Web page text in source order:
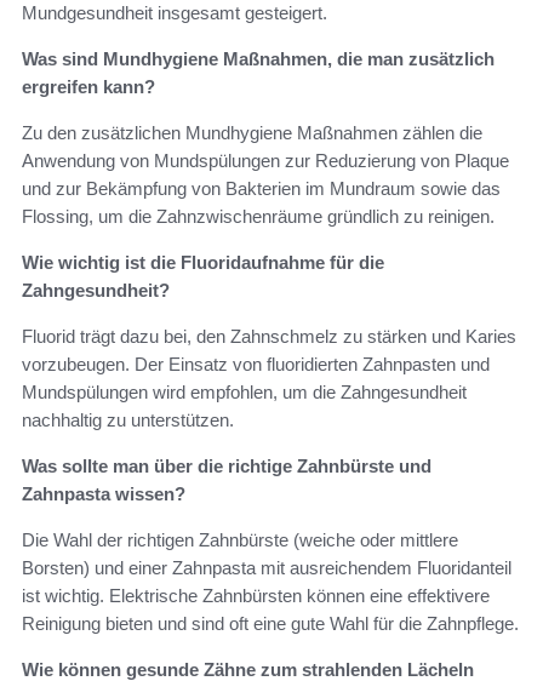
Mundgesundheit insgesamt gesteigert.
Was sind Mundhygiene Maßnahmen, die man zusätzlich
ergreifen kann?
Zu den zusätzlichen Mundhygiene Maßnahmen zählen die
Anwendung von Mundspülungen zur Reduzierung von Plaque
und zur Bekämpfung von Bakterien im Mundraum sowie das
Flossing, um die Zahnzwischenräume gründlich zu reinigen.
Wie wichtig ist die Fluoridaufnahme für die
Zahngesundheit?
Fluorid trägt dazu bei, den Zahnschmelz zu stärken und Karies
vorzubeugen. Der Einsatz von fluoridierten Zahnpasten und
Mundspülungen wird empfohlen, um die Zahngesundheit
nachhaltig zu unterstützen.
Was sollte man über die richtige Zahnbürste und
Zahnpasta wissen?
Die Wahl der richtigen Zahnbürste (weiche oder mittlere
Borsten) und einer Zahnpasta mit ausreichendem Fluoridanteil
ist wichtig. Elektrische Zahnbürsten können eine effektivere
Reinigung bieten und sind oft eine gute Wahl für die Zahnpflege.
Wie können gesunde Zähne zum strahlenden Lächeln